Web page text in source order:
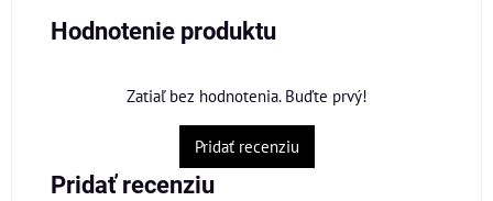
Hodnotenie produktu
Zatiaľ bez hodnotenia. Buďte prvý!
Pridať recenziu
Pridať recenziu